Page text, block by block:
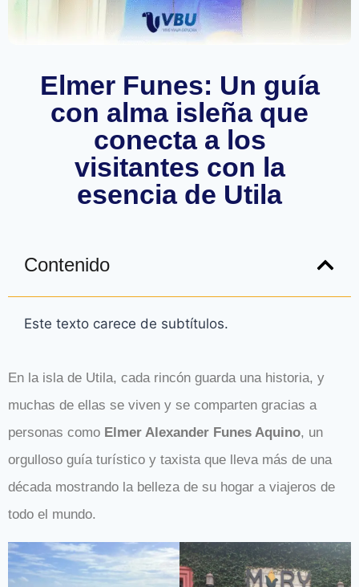
Elmer Funes: Un guía
con alma isleña que
conecta a los
visitantes con la
esencia de Utila
Contenido
Este texto carece de subtítulos.
En la isla de Utila, cada rincón guarda una historia, y
muchas de ellas se viven y se comparten gracias a
personas como Elmer Alexander Funes Aquino, un
orgulloso guía turístico y taxista que lleva más de una
década mostrando la belleza de su hogar a viajeros de
todo el mundo.